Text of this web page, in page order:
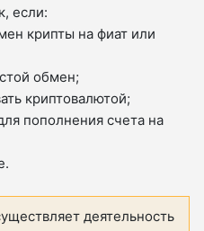
если:
крипты на фиат или
обмен;
криптовалютой;
пополнения счета на
деятельность